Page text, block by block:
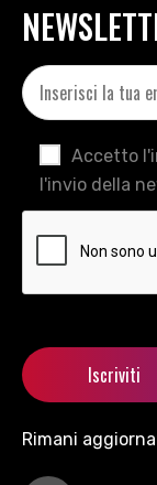
Accetto
l'invio della
Rimani